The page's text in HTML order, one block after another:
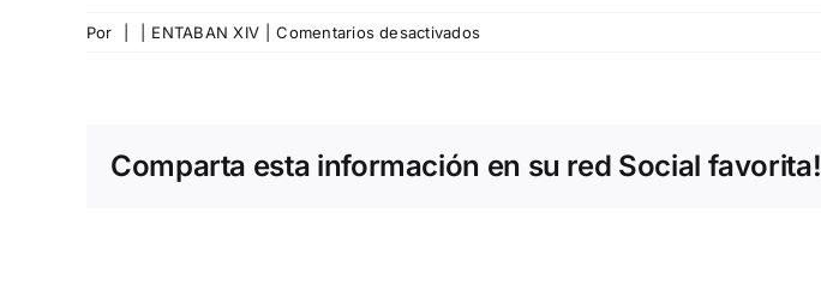
Por ENTABAN XIV Comentarios desactivadosen
crecer:
Comparta esta información en su red Social favorita!